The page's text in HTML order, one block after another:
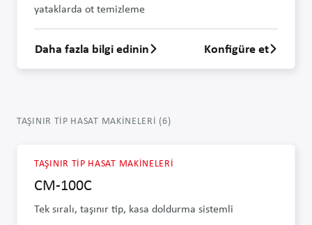
yataklarda ot temizleme
KP 1700 hakkında daha fazla bilgi edin
Daha fazla bilgi edinin Konfigüre et
TAŞINIR TIP HASAT MAKINELERI (6)
TAŞINIR TIP HASAT MAKINELERI
CM-100C
Tek sıralı, taşınır tip, kasa doldurma sistemli